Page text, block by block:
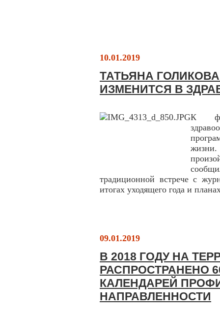
10.01.2019
ТАТЬЯНА
ИЗМЕНИТСЯ В
К
жизни.
традиционной встрече с
итогах уходящего года и
09.01.2019
В 2018 ГОДУ НА
РАСПРОСТРАНЕНО
КАЛЕНДАРЕЙ
НАПРАВЛЕННОСТИ